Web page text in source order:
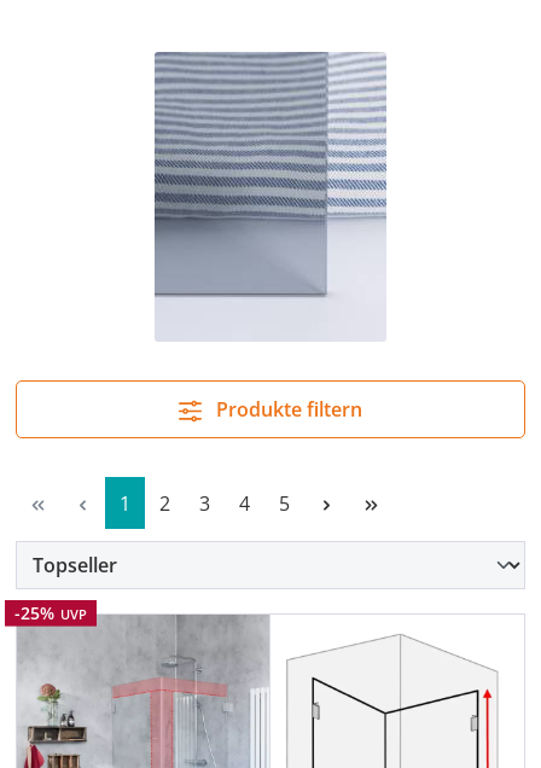
Produkte filtern
Seite
1 Seite
2 Seite
3 Seite
4 Seite
5
Rabatt
-25% UVP